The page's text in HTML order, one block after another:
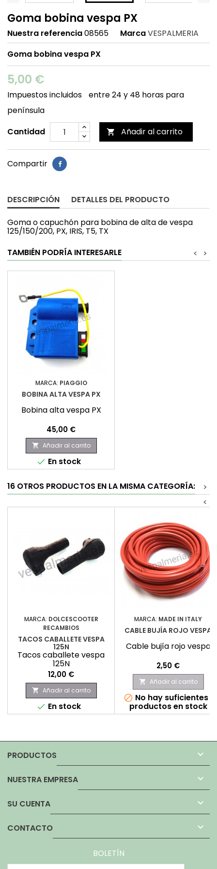
Goma bobina vespa PX
Nuestra referencia08565 MarcaVESPALMERIA
Goma bobina vespa PX
5,00 €
Impuestos incluidos
entre 24 y 48 horas para
península
Cantidad
 Añadir al carrito
Compartir
DESCRIPCIÓN DETALLES DEL PRODUCTO
Goma o capuchón para bobina de alta de vespa
125/150/200, PX, IRIS, T5, TX
TAMBIÉN PODRÍA INTERESARLE
>
<
MARCA: PIAGGIO
BOBINA ALTA VESPA PX
Bobina alta vespa PX
Precio
45,00 €
 Añadir al carrito
 En stock
16 OTROS PRODUCTOS EN LA MISMA CATEGORÍA:
>
<
MARCA: DOLCESCOOTER
RECAMBIOS
TACOS CABALLETE VESPA
125N
Tacos caballete vespa
125N
Precio
12,00 €
 Añadir al carrito
 En stock
MARCA: MADE IN ITALY
CABLE BUJÍA ROJO VESPA
Cable bujía rojo vespa
Precio
2,50 €
 Añadir al carrito
 No hay suficientes
productos en stock
PRODUCTOS 
NUESTRA EMPRESA 
SU CUENTA 
CONTACTO 
BOLETÍN